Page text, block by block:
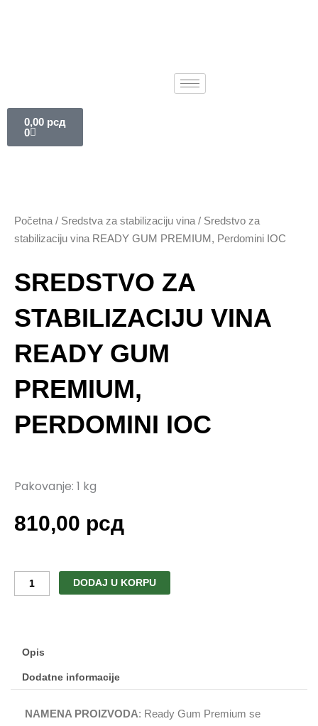
0,00 рсд
0
Početna / Sredstva za stabilizaciju vina / Sredstvo za
stabilizaciju vina READY GUM PREMIUM, Perdomini IOC
SREDSTVO ZA
STABILIZACIJU VINA
READY GUM
PREMIUM,
PERDOMINI IOC
Pakovanje: 1 kg
810,00 рсд
za
stabilizaciju
PREMIUM,
IOC
DODAJ U KORPU
Opis
Dodatne informacije
NAMENA PROIZVODA: Ready Gum Premium se